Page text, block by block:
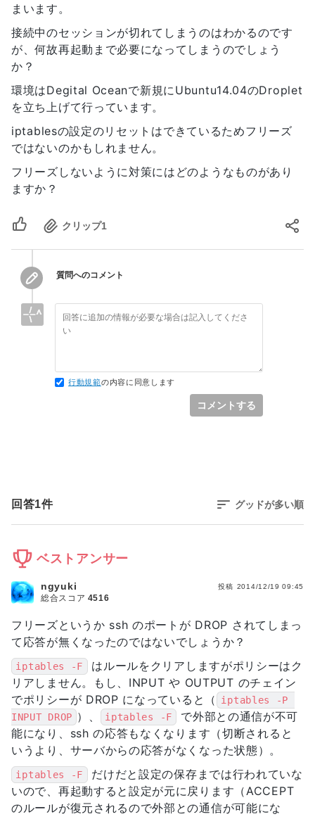
まいます。
接続中のセッションが切れてしまうのはわかるのです
が、何故再起動まで必要になってしまうのでしょう
か？
環境はDegital Oceanで新規にUbuntu14.04のDroplet
を立ち上げて行っています。
iptablesの設定のリセットはできているためフリーズ
ではないのかもしれません。
フリーズしないように対策にはどのようなものがあり
ますか？
クリップ1
質問へのコメント
行動規範の内容に同意します
コメントする
回答1件 グッドが多い順
ベストアンサー
フリーズというか ssh のポートが DROP されてしまっ
て応答が無くなったのではないでしょうか？
iptables -F
はルールをクリアしますがポリシーはク
リアしません。もし、INPUT や OUTPUT のチェイン
でポリシーが DROP になっていると（
iptables -P
INPUT DROP ）、 iptables -F
で外部との通信が不可
能になり、ssh の応答もなくなります（切断されると
いうより、サーバからの応答がなくなった状態）。
iptables -F
だけだと設定の保存までは行われていな
いので、再起動すると設定が元に戻ります（ACCEPT
のルールが復元されるので外部との通信が可能にな
投稿 2014/12/19 09:45
ngyuki
総合スコア 4516